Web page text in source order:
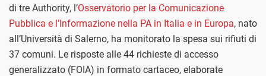
di tre Authority, l’Osservatorio per la Comunicazione
Pubblica e l’Informazione nella PA in Italia e in Europa, nato
all’Università di Salerno, ha monitorato la spesa sui rifiuti di
37 comuni. Le risposte alle 44 richieste di accesso
generalizzato (FOIA) in formato cartaceo, elaborate